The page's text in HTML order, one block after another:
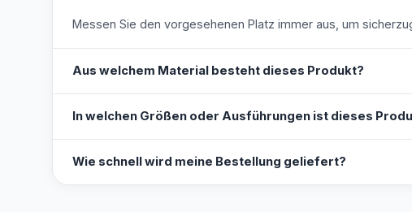
Messen Sie den vorgesehenen Platz immer aus, um
Aus welchem Material besteht dieses Produkt?
In welchen Größen oder Ausführungen ist dieses
Wie schnell wird meine Bestellung geliefert?